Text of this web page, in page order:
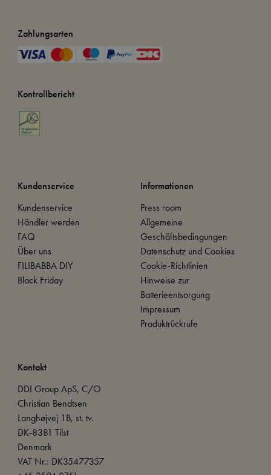
Zahlungsarten
Kontrollbericht
Kundenservice
Kundenservice
Händler werden
FAQ
Über uns
FILIBABBA DIY
Black Friday
Informationen
Press room
Allgemeine
Geschäftsbedingungen
Datenschutz und Cookies
Cookie-Richtlinien
Hinweise zur
Batterieentsorgung
Impressum
Produktrückrufe
Kontakt
DDI Group ApS, C/O
Christian Bendtsen
Langhøjvej 1B, st. tv.
DK-8381 Tilst
Denmark
VAT Nr.: DK35477357